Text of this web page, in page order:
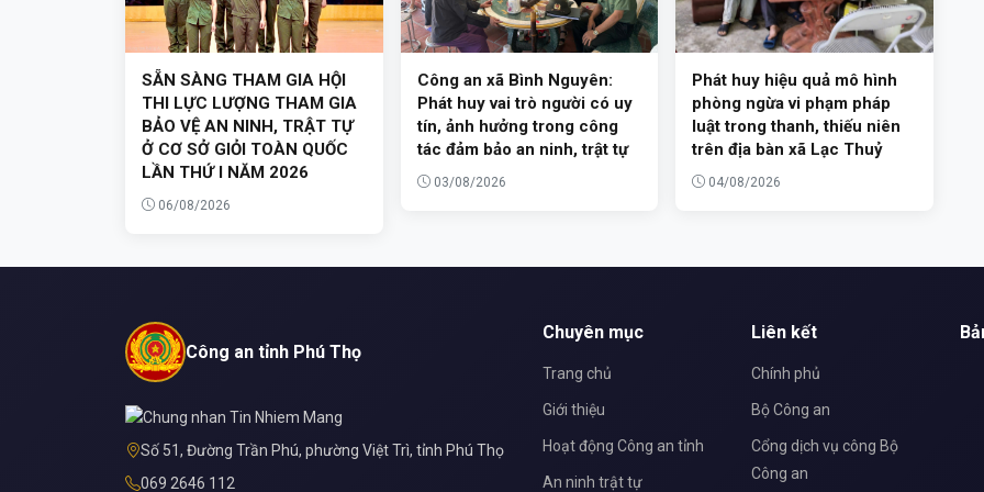
SẴN SÀNG THAM GIA HỘI
THI LỰC LƯỢNG THAM GIA
BẢO VỆ AN NINH, TRẬT TỰ
Ở CƠ SỞ GIỎI TOÀN QUỐC
LẦN THỨ I NĂM 2026
06/08/2026
Công an xã Bình Nguyên:
Phát huy vai trò người có uy
tín, ảnh hưởng trong công
tác đảm bảo an ninh, trật tự
03/08/2026
Phát huy hiệu quả mô hình
phòng ngừa vi phạm pháp
luật trong thanh, thiếu niên
trên địa bàn xã Lạc Thuỷ
04/08/2026
Công an tỉnh Phú Thọ
Số 51, Đường Trần Phú, phường Việt Trì, tỉnh Phú Thọ
069 2646 112
Chuyên mục
Trang chủ
Giới thiệu
Hoạt động Công an tỉnh
An ninh trật tự
Liên kết
Chính phủ
Bộ Công an
Cổng dịch vụ công Bộ
Công an